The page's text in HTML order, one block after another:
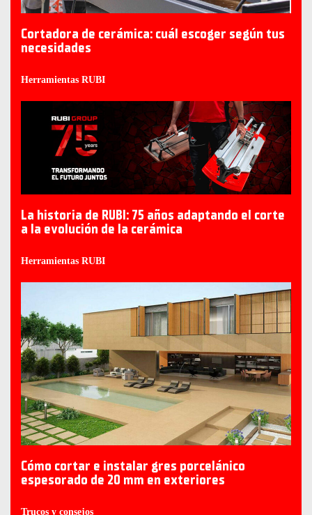
Cortadora de cerámica: cuál escoger según tus
necesidades
Herramientas RUBI
La historia de RUBI: 75 años adaptando el corte
a la evolución de la cerámica
Herramientas RUBI
Cómo cortar e instalar gres porcelánico
espesorado de 20 mm en exteriores
Trucos y consejos